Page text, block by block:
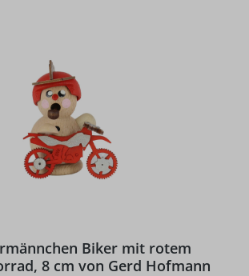
Biker mit rotem
8 cm von Gerd Hofmann